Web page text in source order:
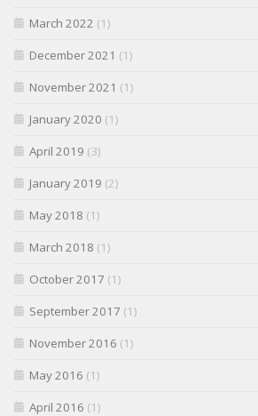
March 2022 (1)
December 2021 (1)
November 2021 (1)
January 2020 (1)
April 2019 (3)
January 2019 (2)
May 2018 (1)
March 2018 (1)
October 2017 (1)
September 2017 (1)
November 2016 (1)
May 2016 (1)
April 2016 (1)